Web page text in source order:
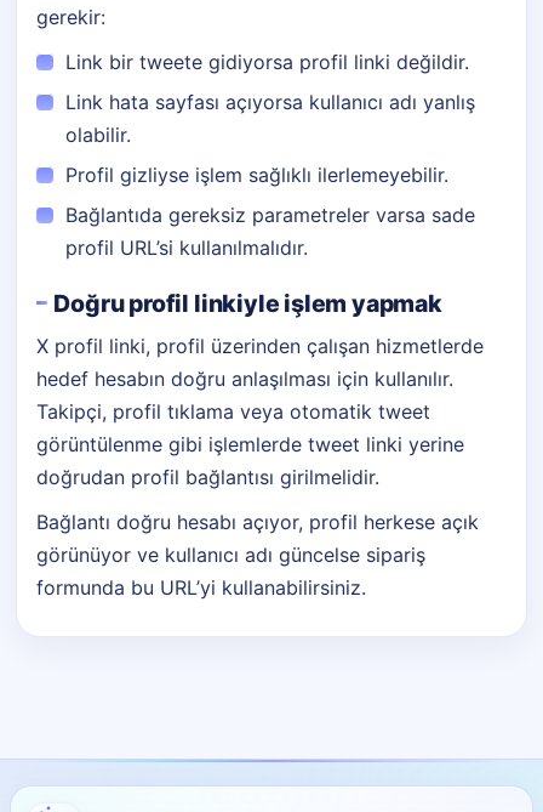
gerekir:
Link bir tweete gidiyorsa profil linki değildir.
Link hata sayfası açıyorsa kullanıcı adı yanlış
olabilir.
Profil gizliyse işlem sağlıklı ilerlemeyebilir.
Bağlantıda gereksiz parametreler varsa sade
profil URL’si kullanılmalıdır.
Doğru profil linkiyle işlem yapmak
X profil linki, profil üzerinden çalışan hizmetlerde
hedef hesabın doğru anlaşılması için kullanılır.
Takipçi, profil tıklama veya otomatik tweet
görüntülenme gibi işlemlerde tweet linki yerine
doğrudan profil bağlantısı girilmelidir.
Bağlantı doğru hesabı açıyor, profil herkese açık
görünüyor ve kullanıcı adı güncelse sipariş
formunda bu URL’yi kullanabilirsiniz.